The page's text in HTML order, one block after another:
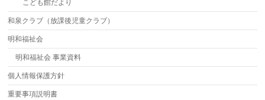
こども館だより
和泉クラブ（放課後児童クラブ）
明和福祉会
明和福祉会 事業資料
個人情報保護方針
重要事項説明書